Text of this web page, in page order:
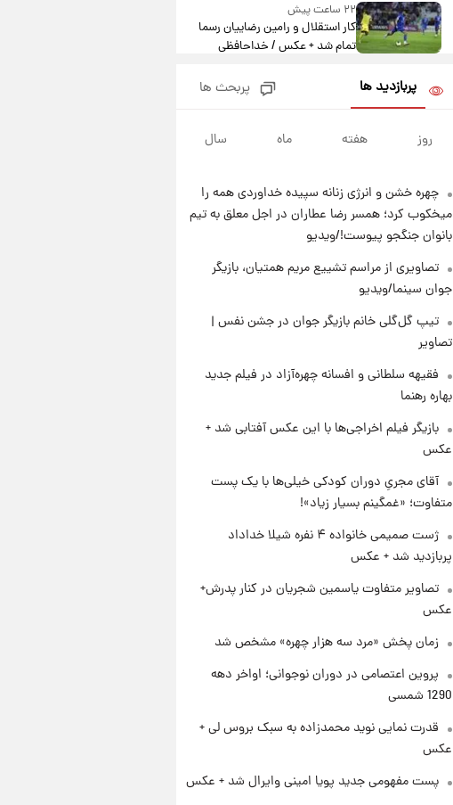
۲۲ ساعت پیش
کار استقلال و رامین رضاییان رسما
تمام شد + عکس / خداحافظی
آتش اختلاف در اینستاگرام؛ تمجید
از حردانی به مذاق رضاییان خوش
۲۳ ساعت پیش
۲۳ ساعت پیش
قدرت‌نمایی نظامی چین؛ بمب‌افکن
حامل موشک هسته‌ای در آسمان
ظاهر شد
۲۳ ساعت پیش
پربازدید ها پربحث ها
روز هفته ماه سال
چهره خشن و انرژی زنانه سپیده خداوردی همه را
میخکوب کرد؛ همسر رضا عطاران در اجل معلق به تیم
بانوان جنگجو پیوست!/ویدیو
تصاویری از مراسم تشییع مریم همتیان، بازیگر
جوان سینما/ویدیو
تیپ گل‌گلی خانم بازیگر جوان در جشن نفس |
تصاویر
فقیهه سلطانی و افسانه چهره‌آزاد در فیلم جدید
بهاره رهنما
بازیگر فیلم اخراجی‌ها با این عکس آفتابی شد +
عکس
آقای مجریِ دوران کودکی خیلی‌ها با یک پست
متفاوت؛ «غمگینم بسیار زیاد»!
ژست صمیمی خانواده ۴ نفره شیلا خداداد
پربازدید شد + عکس
تصاویر متفاوت یاسمین شجریان در کنار پدرش+
عکس
زمان پخش «مرد سه هزار چهره» مشخص شد
پروین اعتصامی در دوران نوجوانی؛ اواخر دهه
1290 شمسی
قدرت نمایی نوید محمدزاده به سبک بروس لی +
عکس
پست مفهومی جدید پویا امینی وایرال شد + عکس